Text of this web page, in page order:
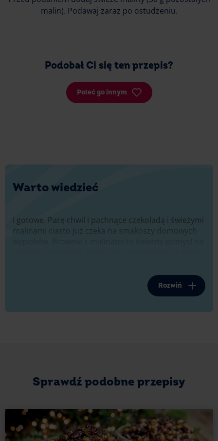
malin). Podawaj zaraz po ostudzeniu.
Podobał Ci się ten przepis?
Poleć go innym
Warto wiedzieć
I gotowe. Parę chwil i pachnące czekoladą i świeżymi
malinami ciasto już czeka na smakoszy domowych
Najlepsze jest to, że możesz zmodyfikować przepis,
by pasował do okazji, dostępnych dodatków
Brownie ze świeżymi malinami
Domowebrownie
z malinami to świetny pomysł na
ciasto z gorzkiej czekolady. Wystarczy połączyć
Rozwiń
Sprawdź podobne przepisy